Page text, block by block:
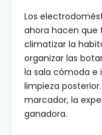
Los
ahora hacen que
climatizar la
organizar las
la sala cómoda e
limpieza
marcador, la
ganadora.